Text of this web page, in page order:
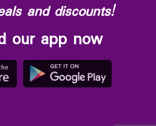
and discounts!
our app now